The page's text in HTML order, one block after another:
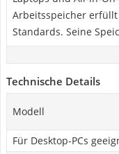
Arbeitsspeicher
Standards. Seine
Technische Details
Modell
Für Desktop-PCs